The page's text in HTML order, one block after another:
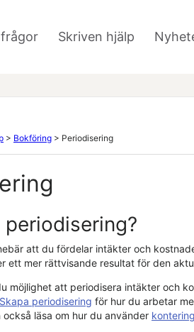
Skriven hjälp
> Bokföring > Periodisering
periodisering?
att du fördelar intäkter och
ett mer rättvisande resultat för den
möjlighet att periodisera intäkter och
Skapa periodisering för hur du arbetar
läsa om hur du använder